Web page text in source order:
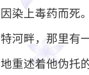
因染上毒药而死
特河畔，那里有
地重述着他伪托